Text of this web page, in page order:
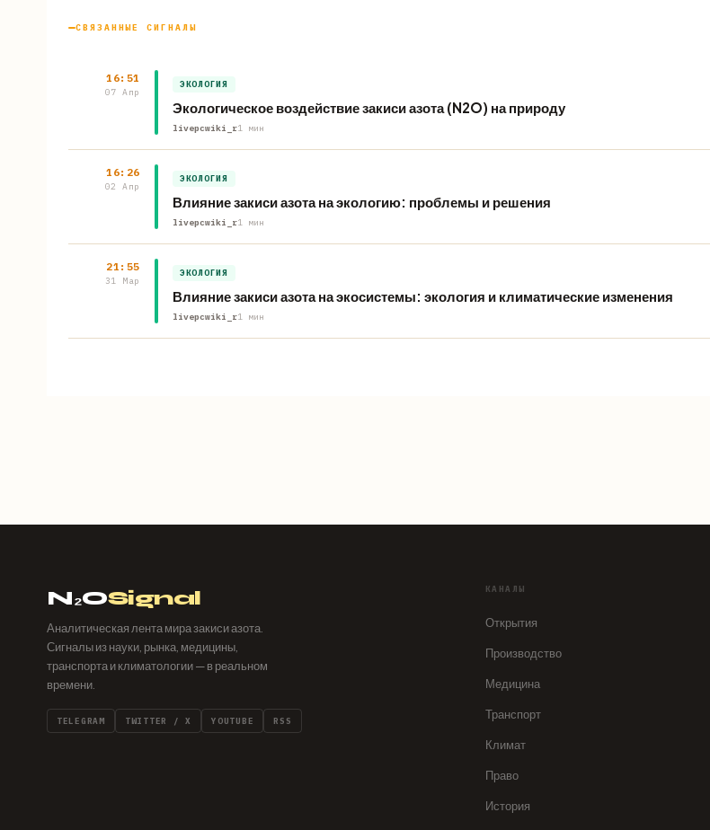
СВЯЗАННЫЕ СИГНАЛЫ
16:51
07 Апр
ЭКОЛОГИЯ
Экологическое воздействие закиси азота (N2O) на природу
livepcwiki_r1 мин
16:26
02 Апр
ЭКОЛОГИЯ
Влияние закиси азота на экологию: проблемы и решения
livepcwiki_r1 мин
21:55
31 Мар
ЭКОЛОГИЯ
Влияние закиси азота на экосистемы: экология и климатические изменения
livepcwiki_r1 мин
N₂OSignal
Аналитическая лента мира закиси азота.
Сигналы из науки, рынка, медицины,
транспорта и климатологии — в реальном
времени.
TELEGRAM TWITTER / X YOUTUBE RSS
КАНАЛЫ
Открытия
Производство
Медицина
Транспорт
Климат
Право
История